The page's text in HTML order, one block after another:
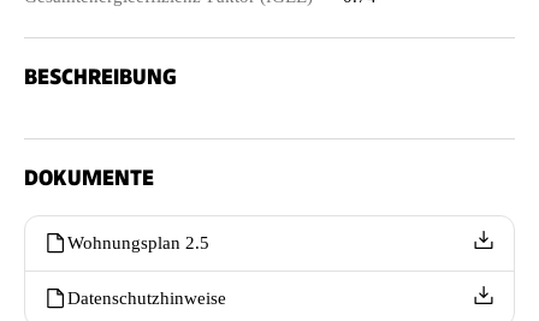
BESCHREIBUNG
DOKUMENTE
Wohnungsplan 2.5
Datenschutzhinweise